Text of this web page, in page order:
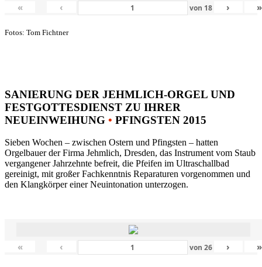
« ‹ von 18 › »
Fotos: Tom Fichtner
SANIERUNG DER JEHMLICH-ORGEL UND
FESTGOTTESDIENST ZU IHRER
NEUEINWEIHUNG • PFINGSTEN 2015
Sieben Wochen – zwischen Ostern und Pfingsten – hatten
Orgelbauer der Firma Jehmlich, Dresden, das Instrument vom Staub
vergangener Jahrzehnte befreit, die Pfeifen im Ultraschallbad
gereinigt, mit großer Fachkenntnis Reparaturen vorgenommen und
den Klangkörper einer Neuintonation unterzogen.
« ‹ von 26 › »